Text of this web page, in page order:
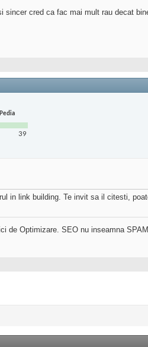
sincer cred ca fac mai mult rau decat
39
in link building. Te invit sa il citesti,
de Optimizare. SEO nu inseamna